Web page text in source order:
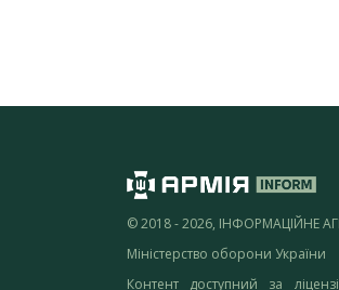
© 2018 - 2026, ІНФОРМАЦІЙНЕ
Міністерство оборони України
Контент доступний за